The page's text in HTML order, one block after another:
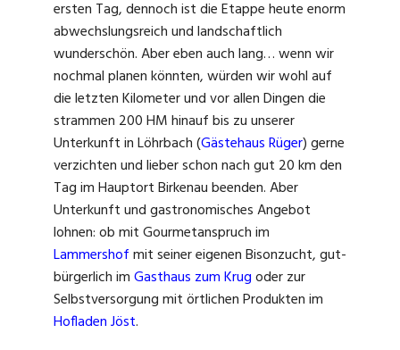
ersten Tag, dennoch ist die Etappe heute enorm
abwechslungsreich und landschaftlich
wunderschön. Aber eben auch lang… wenn wir
nochmal planen könnten, würden wir wohl auf
die letzten Kilometer und vor allen Dingen die
strammen 200 HM hinauf bis zu unserer
Unterkunft in Löhrbach (Gästehaus Rüger) gerne
verzichten und lieber schon nach gut 20 km den
Tag im Hauptort Birkenau beenden. Aber
Unterkunft und gastronomisches Angebot
lohnen: ob mit Gourmetanspruch im
Lammershofmit seiner eigenen Bisonzucht, gut-
bürgerlich imGasthaus zum Krugoder zur
Selbstversorgung mit örtlichen Produkten im
Hofladen Jöst.